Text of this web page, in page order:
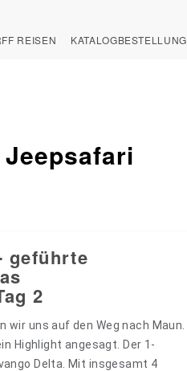
REISEN KATALOGBESTELLUNG
geführte
2
uns auf den Weg nach Maun.
Highlight angesagt. Der 1-
Delta. Mit insgesamt 4